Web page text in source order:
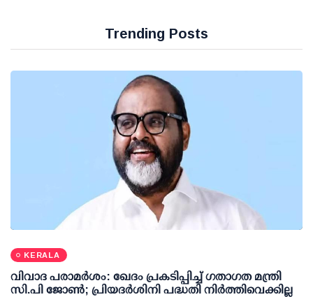
Trending Posts
KERALA
വിവാദ പരാമര്‍ശം: ഖേദം പ്രകടിപ്പിച്ച് ഗതാഗത മന്ത്രി
സി.പി ജോണ്‍; പ്രിയദര്‍ശിനി പദ്ധതി നിര്‍ത്തിവെക്കില്ല